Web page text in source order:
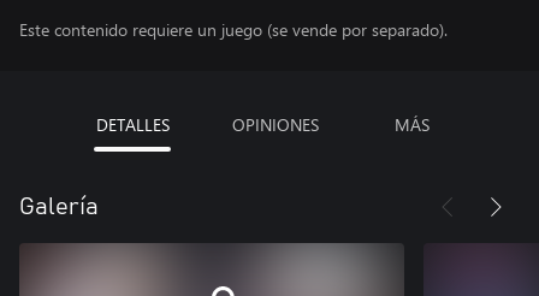
Este contenido requiere un juego (se vende por separado).
DETALLES OPINIONES MÁS
Galería